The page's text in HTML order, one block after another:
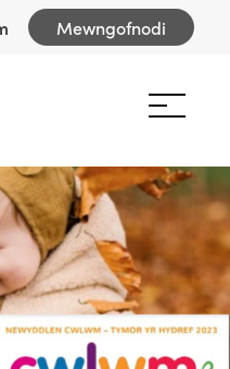
Mewngofnodi